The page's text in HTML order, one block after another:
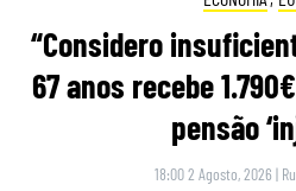
“Considero
67 anos recebe
pensão
18:00 2 Agosto, 2026 |